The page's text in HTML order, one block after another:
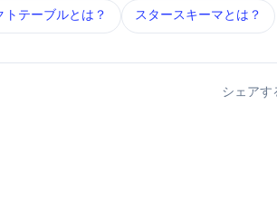
トテーブル とは？ スタースキーマ とは？
シェアす